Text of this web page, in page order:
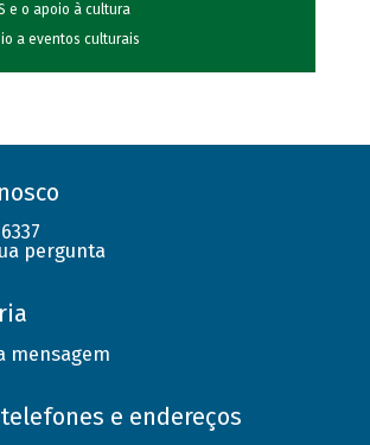
e o apoio à cultura
a eventos culturais
pergunta
mensagem
e endereços